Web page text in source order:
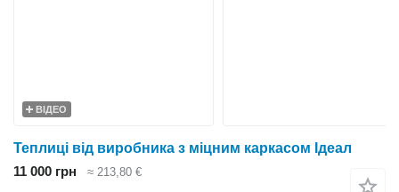
ВІДЕО
Теплиці від виробника з міцним каркасом Ідеал
11 000 грн
≈ 213,80 €